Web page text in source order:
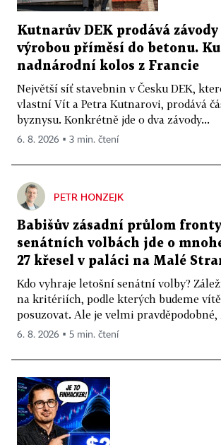
Kutnarův DEK prodává závody
výrobou příměsí do betonu.
nadnárodní kolos z Francie
Největší síť stavebnin v Česku DEK,
vlastní Vít a Petra Kutnarovi, prodává
byznysu. Konkrétně jde o dva závody...
6. 8. 2026 ▪ 3 min. čtení
PETR HONZEJK
Babišův zásadní průlom
senátních volbách jde o
27 křesel v paláci na Malé
Kdo vyhraje letošní senátní volby?
na kritériích, podle kterých budeme
posuzovat. Ale je velmi pravděpodobné,
6. 8. 2026 ▪ 5 min. čtení